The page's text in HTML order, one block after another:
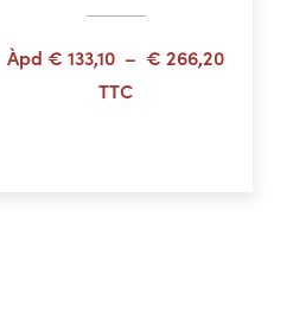
Àpd€ 133,10 – € 266,20Plage
TTC